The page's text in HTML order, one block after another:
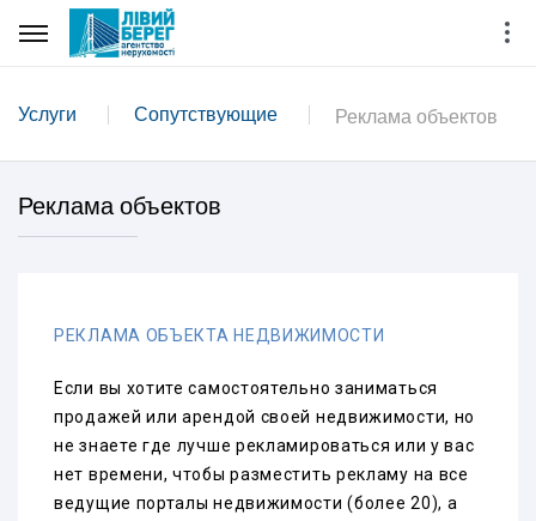
Услуги Сопутствующие Реклама объектов
Реклама объектов
РЕКЛАМА ОБЪЕКТА НЕДВИЖИМОСТИ
Если вы хотите самостоятельно заниматься
продажей или арендой своей недвижимости, но
не знаете где лучше рекламироваться или у вас
нет времени, чтобы разместить рекламу на все
ведущие порталы недвижимости (более 20), а